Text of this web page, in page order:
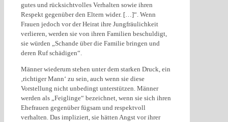
gutes und rücksichtvolles Verhalten sowie ihren
Respekt gegenüber den Eltern wider. […]“. Wenn
Frauen jedoch vor der Heirat ihre Jungfräulichkeit
verlieren, werden sie von ihren Familien beschuldigt,
sie würden „Schande über die Familie bringen und
deren Ruf schädigen“.
Männer wiederum stehen unter dem starken Druck, ein
‚richtiger Mann‘ zu sein, auch wenn sie diese
Vorstellung nicht unbedingt unterstützen. Männer
werden als „Feiglinge“ bezeichnet, wenn sie sich ihren
Ehefrauen gegenüber fügsam und respektvoll
verhalten. Das impliziert, sie hätten Angst vor ihrer